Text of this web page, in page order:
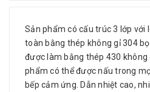
Sản phẩm có cấu trúc 3 lớp với
toàn bằng thép không gỉ 304
được làm bằng thép 430 không
phẩm có thể được nấu trong
bếp cảm ứng. Dẫn nhiệt cao,